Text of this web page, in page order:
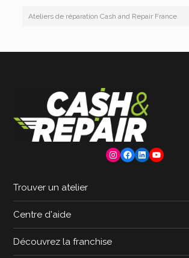
Ateliers de réparation Cash and Repair France
Instagram
Facebook
LinkedInYouTube
Trouver un atelier
Centre d'aide
Découvrez la franchise